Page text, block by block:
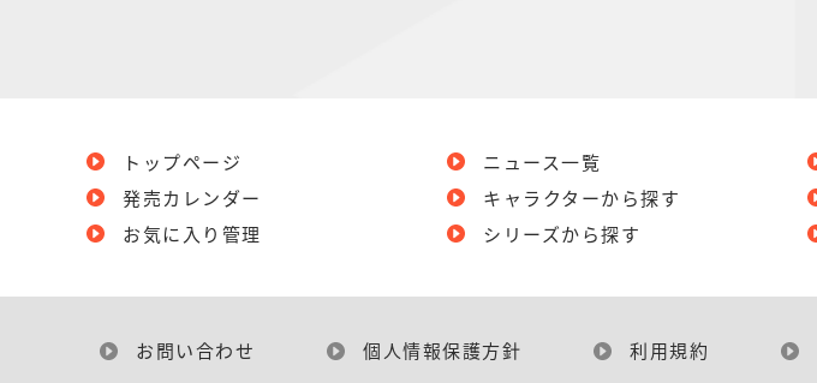
トップページ
発売カレンダー
お気に入り管理
ニュース一覧
キャラクターから探す
シリーズから探す
お問い合わせ 個人情報保護方針 利用規約